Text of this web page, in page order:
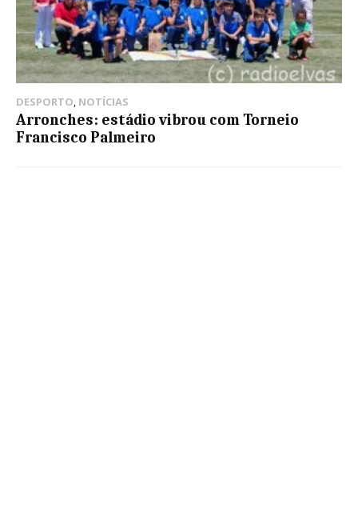
DESPORTO, NOTÍCIAS
Arronches: estádio vibrou com Torneio
Francisco Palmeiro